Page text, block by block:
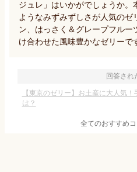
ジュレ」はいかがでしょうか。
ようなみずみずしさが人気のゼ
ン、はっさく＆グレープフル
け合わせた風味豊かなゼリーで
回答され
【東京のゼリー】お土産に大人気
は？
全てのおすすめコ